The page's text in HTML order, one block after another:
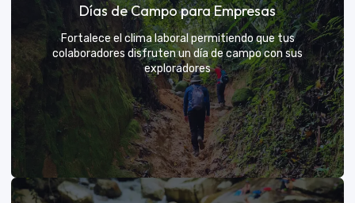
Un respiro campestre diseñado para el descanso y la
diversión de todos
VER MÁS
Días de Campo para Empresas
Fortalece el clima laboral permitiendo que tus
colaboradores disfruten un día de campo con sus
exploradores